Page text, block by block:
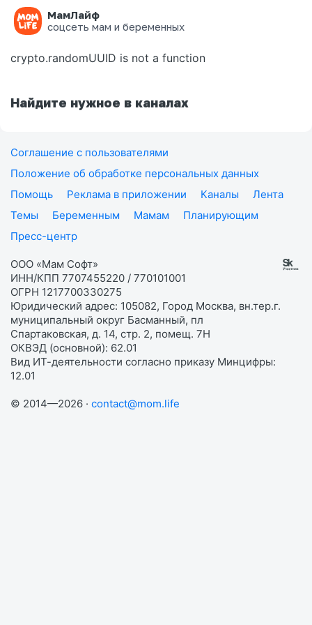
МамЛайф
соцсеть мам и беременных
Ошибка на странице
crypto.randomUUID is not a function
Найдите нужное в каналах
Соглашение с пользователями
Положение об обработке персональных данных
Помощь
Реклама в приложении Каналы
Лента
Темы
Беременным Мамам
Планирующим
Пресс-центр
ООО «Мам Софт»
ИНН/КПП 7707455220 / 770101001
ОГРН 1217700330275
Юридический адрес: 105082, Город Москва, вн.тер.г.
муниципальный округ Басманный, пл
Спартаковская, д. 14, стр. 2, помещ. 7Н
ОКВЭД (основной): 62.01
Вид ИТ-деятельности согласно приказу Минцифры:
12.01
© 2014—2026 · contact@mom.life